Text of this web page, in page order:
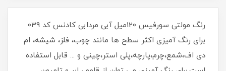
رنگ مولتی سورفیس 120میل آبی مردابی کادنس کد 039
برای رنگ آمیزی اکثر سطح ها مانند چوب، فلز، شیشه، ام
دی اف،شمع،چرم،پارچه،پلی استر،چینی و ... قابل استفاده